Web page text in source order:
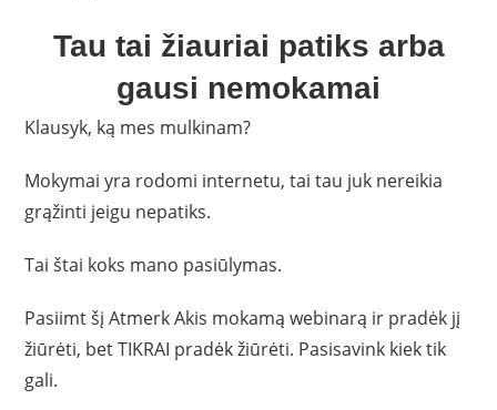
Tau tai žiauriai patiks arba
gausi nemokamai
Klausyk, ką mes mulkinam?
Mokymai yra rodomi internetu, tai tau juk nereikia
grąžinti jeigu nepatiks.
Tai štai koks mano pasiūlymas.
Pasiimt šį Atmerk Akis mokamą webinarą ir pradėk jį
žiūrėti, bet TIKRAI pradėk žiūrėti. Pasisavink kiek tik
gali.